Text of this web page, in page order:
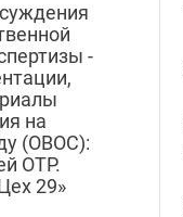
-
на
(ОВОС):
ОТР.
29»